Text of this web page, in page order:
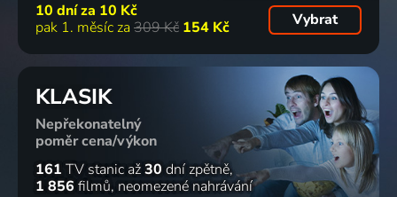
10 dní za 10 Kč
pak 1. měsíc za 309 Kč 154 Kč Vybrat
KLASIK
Nepřekonatelný
poměr cena/výkon
161 TV stanic až30 dní zpětně
1 856 filmů neomezené nahrávání